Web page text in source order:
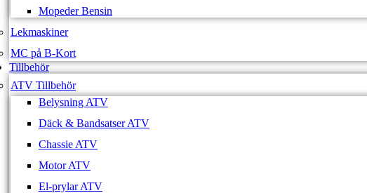
Mopeder Bensin
Lekmaskiner
MC på B-Kort
Tillbehör
ATV Tillbehör
Belysning ATV
Däck & Bandsatser ATV
Chassie ATV
Motor ATV
El-prylar ATV